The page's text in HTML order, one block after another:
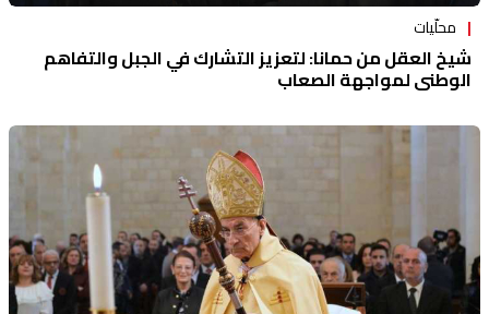
محلّيات
شيخ العقل من حمانا: لتعزيز التشارك في الجبل والتفاهم
الوطني لمواجهة الصعاب